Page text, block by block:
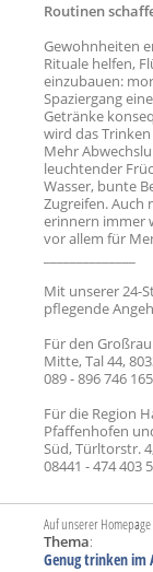
Routinen
Gewohnheiten
Rituale helfen,
einzubauen:
Spaziergang
Getränke
wird das
Mehr
leuchtender
Wasser, bunte
Zugreifen. Auch
erinnern immer
vor allem für
Mit unserer 24-
pflegende
Für den
Mitte, Tal 44,
089 - 896 746 165
Für die Region
Pfaffenhofen
Süd, Türltorstr.
08441 - 474 403 5
Auf unserer
Thema:
Genug trinken im